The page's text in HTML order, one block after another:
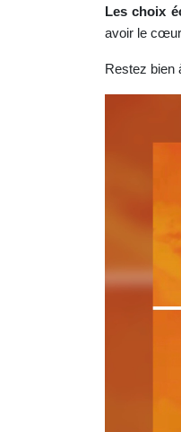
Les choix
avoir le cœur
Restez bien